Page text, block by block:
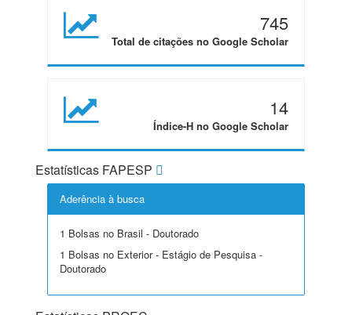
745
Total de citações no Google Scholar
14
Índice-H no Google Scholar
Estatísticas FAPESP
Aderência à busca
1 Bolsas no Brasil - Doutorado
1 Bolsas no Exterior - Estágio de Pesquisa -
Doutorado